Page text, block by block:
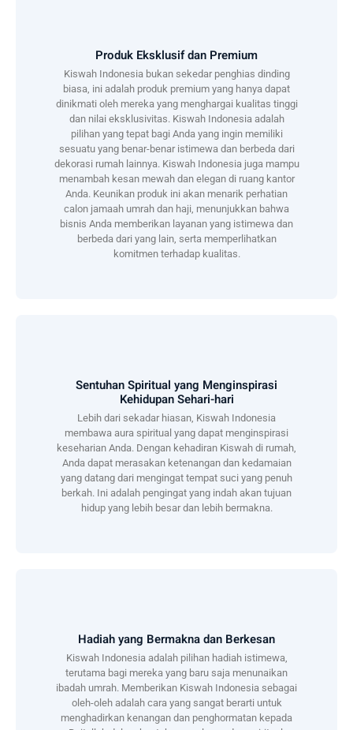
Produk Eksklusif dan Premium
Kiswah Indonesia bukan sekedar penghias dinding
biasa, ini adalah produk premium yang hanya dapat
dinikmati oleh mereka yang menghargai kualitas tinggi
dan nilai eksklusivitas. Kiswah Indonesia adalah
pilihan yang tepat bagi Anda yang ingin memiliki
sesuatu yang benar-benar istimewa dan berbeda dari
dekorasi rumah lainnya. Kiswah Indonesia juga mampu
menambah kesan mewah dan elegan di ruang kantor
Anda. Keunikan produk ini akan menarik perhatian
calon jamaah umrah dan haji, menunjukkan bahwa
bisnis Anda memberikan layanan yang istimewa dan
berbeda dari yang lain, serta memperlihatkan
komitmen terhadap kualitas.
Sentuhan Spiritual yang Menginspirasi
Kehidupan Sehari-hari
Lebih dari sekadar hiasan, Kiswah Indonesia
membawa aura spiritual yang dapat menginspirasi
keseharian Anda. Dengan kehadiran Kiswah di rumah,
Anda dapat merasakan ketenangan dan kedamaian
yang datang dari mengingat tempat suci yang penuh
berkah. Ini adalah pengingat yang indah akan tujuan
hidup yang lebih besar dan lebih bermakna.
Hadiah yang Bermakna dan Berkesan
Kiswah Indonesia adalah pilihan hadiah istimewa,
terutama bagi mereka yang baru saja menunaikan
ibadah umrah. Memberikan Kiswah Indonesia sebagai
oleh-oleh adalah cara yang sangat berarti untuk
menghadirkan kenangan dan penghormatan kepada